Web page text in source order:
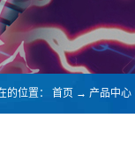
的位置： 首页 → 产品中心